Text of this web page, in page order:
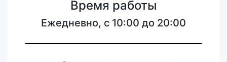
Время работы
Ежедневно, с 10:00 до 20:00